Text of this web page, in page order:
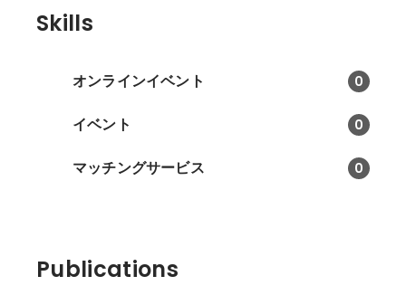
げ・・・
Skills
オンラインイベント 0
イベント 0
マッチングサービス 0
Publications